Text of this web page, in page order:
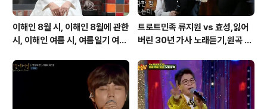
이해인 8월 시, 이해인 8월에 관한
시, 이해인 여름 시, 여름일기 여름
트로트민족 류지원 vs 효성,잃어
버린 30년 가사 노래듣기,원곡 설